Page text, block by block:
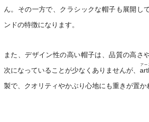
ん。その一方で、クラシックな帽子も展開し
ンドの特徴になります。
また、デザイン性の高い帽子は、品質の高さ
次になっていることが少なくありませんが、
アー
製で、クオリティやかぶり心地にも重きが置か